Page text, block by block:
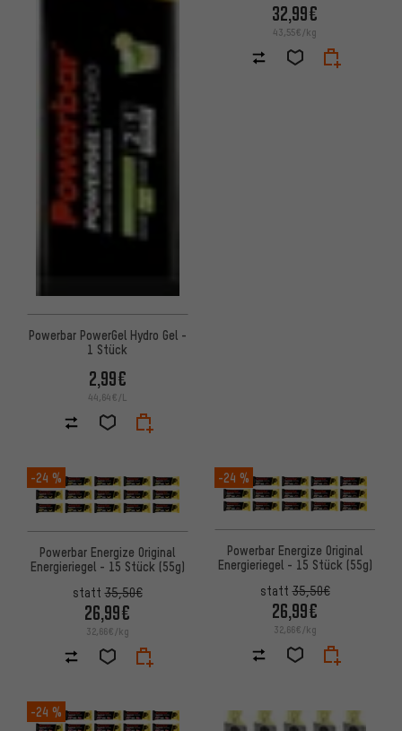
Powerbar PowerGel Hydro Gel -
1 Stück
2,99€
44,64€/L
32,99€
43,55€/kg
-24 %
Powerbar Energize Original
Energieriegel - 15 Stück (55g)
statt35,50€
26,99€
32,66€/kg
-24 %
Powerbar Energize Original
Energieriegel - 15 Stück (55g)
statt35,50€
26,99€
32,66€/kg
-24 %